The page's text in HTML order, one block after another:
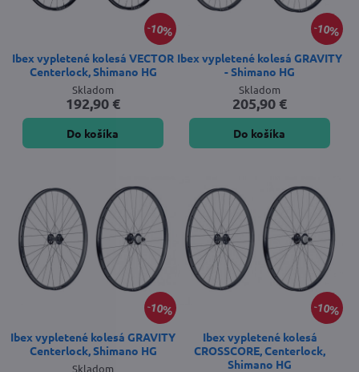
10%
Ibex vypletené kolesá VECTOR
Centerlock, Shimano HG
Skladom
192,90 €
Do košíka
10%
Ibex vypletené kolesá GRAVITY
- Shimano HG
Skladom
205,90 €
Do košíka
10%
Ibex vypletené kolesá GRAVITY
Centerlock, Shimano HG
Skladom
10%
Ibex vypletené kolesá
CROSSCORE, Centerlock,
Shimano HG